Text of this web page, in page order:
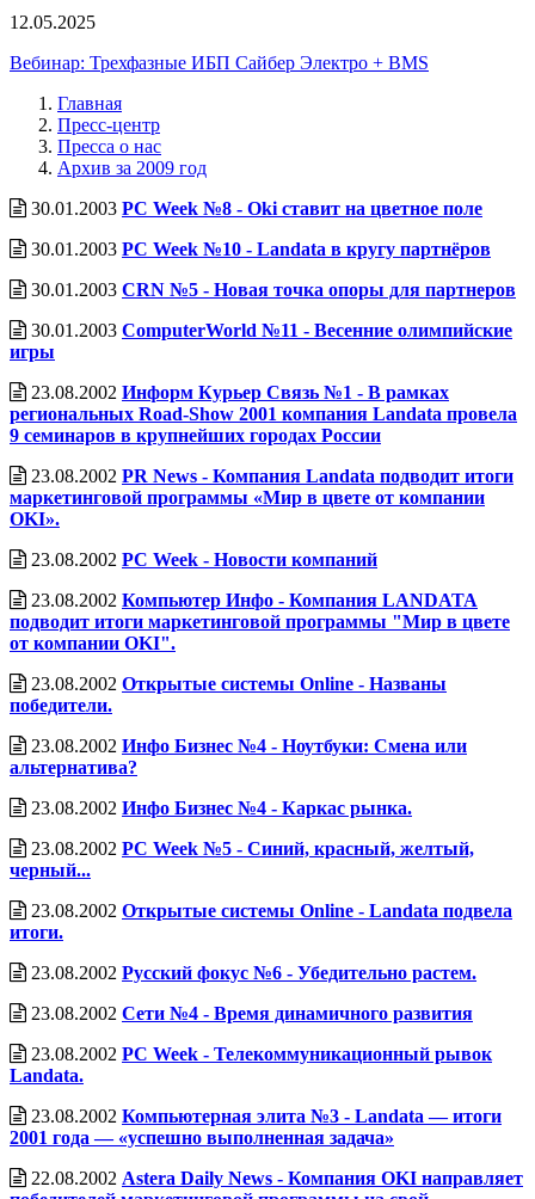
12.05.2025
Вебинар: Трехфазные ИБП Сайбер Электро + BMS
Главная
Пресс-центр
Пресса о нас
Архив за 2009 год
30.01.2003 PC Week №8 - Oki ставит на цветное поле
30.01.2003 PC Week №10 - Landata в кругу партнёров
30.01.2003 CRN №5 - Новая точка опоры для партнеров
30.01.2003 ComputerWorld №11 - Весенние олимпийские
игры
23.08.2002 Информ Курьер Связь №1 - В рамках
региональных Road-Show 2001 компания Landata провела
9 семина­ров в крупнейших городах России
23.08.2002 PR News - Компания Landata подводит итоги
маркетинговой программы «Мир в цвете от компании
OKI».
23.08.2002 PC Week - Новости компаний
23.08.2002 Компьютер Инфо - Компания LANDATA
подводит итоги маркетинговой программы "Мир в цвете
от компании OKI".
23.08.2002 Открытые системы Online - Названы
победители.
23.08.2002 Инфо Бизнес №4 - Ноутбуки: Смена или
альтернатива?
23.08.2002 Инфо Бизнес №4 - Каркас рынка.
23.08.2002 PC Week №5 - Синий, красный, желтый,
черный...
23.08.2002 Открытые системы Online - Landata подвела
итоги.
23.08.2002 Русский фокус №6 - Убедительно растем.
23.08.2002 Сети №4 - Время динамичного развития
23.08.2002 PC Week - Телекоммуникационный рывок
Landata.
23.08.2002 Компьютерная элита №3 - Landata — итоги
2001 года — «успешно выполненная задача»
22.08.2002 Astera Daily News - Компания OKI направляет